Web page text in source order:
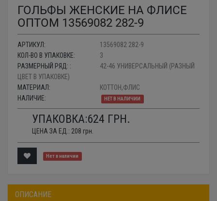
ГОЛЬФЫ ЖЕНСКИЕ НА ФЛИСЕ
ОПТОМ 13569082 282-9
АРТИКУЛ:
13569082 282-9
КОЛ-ВО В УПАКОВКЕ:
3
РАЗМЕРНЫЙ РЯД: :
42-46 УНИВЕРСАЛЬНЫЙ (РАЗНЫЙ
ЦВЕТ В УПАКОВКЕ)
МАТЕРИАЛ:
КОТТОН,ФЛИС
НАЛИЧИЕ:
НЕТ В НАЛИЧИИ
УПАКОВКА:624 ГРН.
ЦЕНА ЗА ЕД.: 208 грн.
Нет в наличии
ОПИСАНИЕ